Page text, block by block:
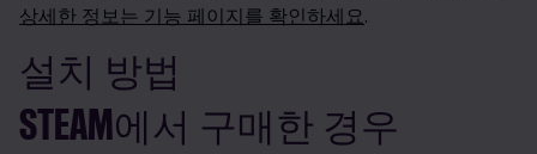
상세한 정보는 기능 페이지를 확인하세요 .
설치 방법
STEAM에서 구매한 경우